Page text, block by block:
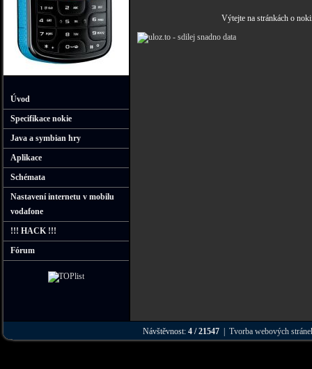
Úvod
Specifikace nokie
Java a symbian hry
Aplikace
Schémata
Nastavení internetu v mobilu
vodafone
!!! HACK !!!
Fórum
Výtejte na stránkách o
Návštěvnost: 4 / 21547 |Tvorba webových